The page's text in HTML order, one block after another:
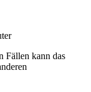
Fällen kann das